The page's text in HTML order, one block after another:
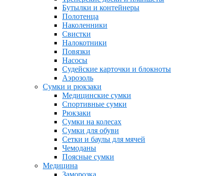
Бутылки и контейнеры
Полотенца
Наколенники
Свистки
Налокотники
Повязки
Насосы
Судейские карточки и блокноты
Аэрозоль
Сумки и рюкзаки
Медицинские сумки
Спортивные сумки
Рюкзаки
Сумки на колесах
Сумки для обуви
Сетки и баулы для мячей
Чемоданы
Поясные сумки
Медицина
Заморозка